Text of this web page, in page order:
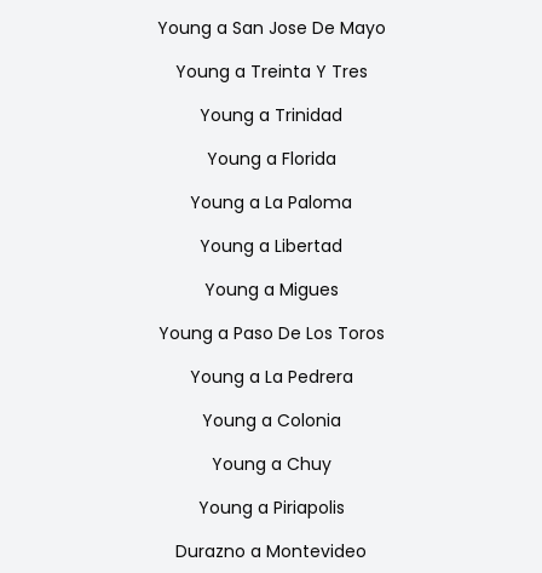
Young a San Jose De Mayo
Young a Treinta Y Tres
Young a Trinidad
Young a Florida
Young a La Paloma
Young a Libertad
Young a Migues
Young a Paso De Los Toros
Young a La Pedrera
Young a Colonia
Young a Chuy
Young a Piriapolis
Durazno a Montevideo